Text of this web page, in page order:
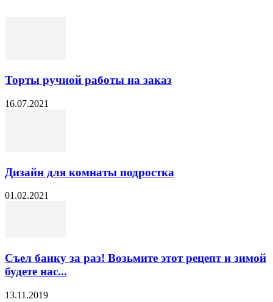
Торты ручной работы на заказ
16.07.2021
Дизайн для комнаты подростка
01.02.2021
Съел банку за раз! Возьмите этот рецепт и зимой
будете нас...
13.11.2019